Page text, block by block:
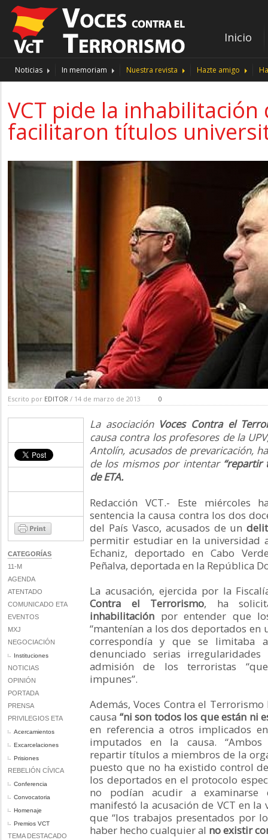
Inicio
Noticias In memoriam Nuestra revista Hazte amigo
VCT pide la
facilitaron títulos
Escrito por EDITOR / 14 de marzo de 2013 0
CATEGORÍAS
11-M
AGENDA
ATENTADO
COMUNICADO ETA
EVENTOS
MXJ
NEGOCIACIÓN
Instituciones
NOTICIAS
OPINIÓN
PORTADA
PRENSA
PRIVILEGIOS ETA
Acercamientos
Excarcelaciones
Prisiones
REBELIÓN CÍVICA
Conferencia
Convocatoria
Homenaje
Premios VCT
TEMA DESTACADO
La asociación Voces Contra el
causa contra los profesores de la
Antolín, acusados de prevaricación,
de los mismos por intentar “repartir
de ETA.
Redacción VCT.- Este miércoles
sentencia la causa contra los dos
del País Vasco, acusados de un
permitir estudiar en la universidad
Echaniz, deportado en Cabo
Peñalva, deportada en la República
La acusación, ejercida por la
Contra el Terrorismo, ha
inhabilitación por entender que
“mantenían a los dos deportados en
correspondía y que se limitaba
denunciado serias
admisión de los terroristas
impunes”.
Además, Voces Contra el
causa “ni son todos los que están ni
en referencia a otros implicados
imputados en la causa. “Ambos
repartir títulos a miembros de la
puesto que no ha existido control
los deportados en el protocolo
no podían acudir a examinarse
manifestó la acusación de VCT en
que “los trabajos presentados por
haber hecho cualquier al no existir